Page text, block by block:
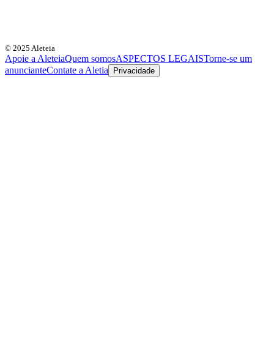
© 2025 Aleteia
Apoie a AleteiaQuem somosASPECTOS LEGAISTorne-se um
anuncianteContate a Aletia Privacidade